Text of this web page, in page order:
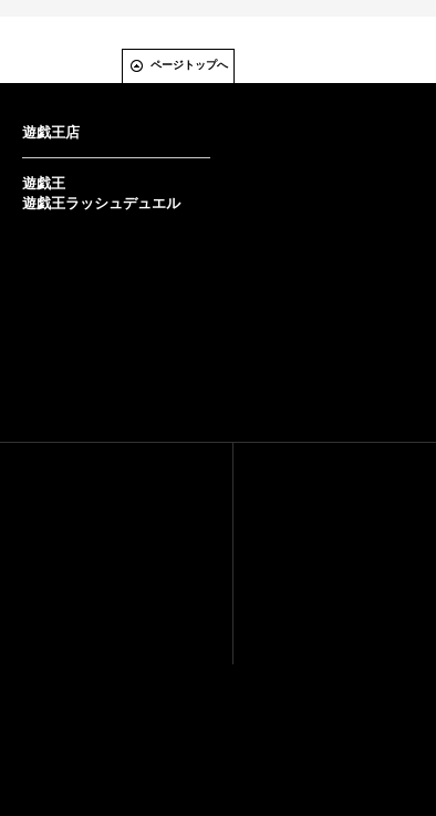
ページトップへ
遊戯王店
遊戯王
遊戯王ラッシュデュエル